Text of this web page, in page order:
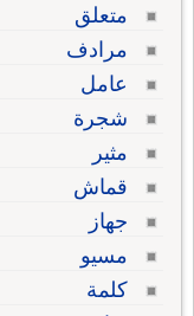
متعلق
مرادف
عامل
شجرة
مثير
قماش
جهاز
مسيو
كلمة